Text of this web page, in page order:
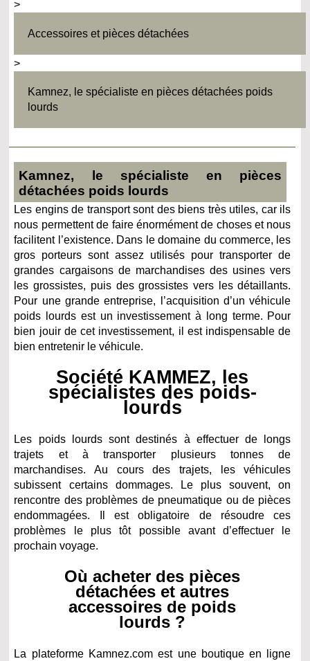
>
Accessoires et pièces détachées
>
Kamnez, le spécialiste en pièces détachées poids
lourds
Kamnez, le spécialiste en pièces
détachées poids lourds
Les engins de transport sont des biens très utiles, car ils
nous permettent de faire énormément de choses et nous
facilitent l’existence. Dans le domaine du commerce, les
gros porteurs sont assez utilisés pour transporter de
grandes cargaisons de marchandises des usines vers
les grossistes, puis des grossistes vers les détaillants.
Pour une grande entreprise, l’acquisition d’un véhicule
poids lourds est un investissement à long terme. Pour
bien jouir de cet investissement, il est indispensable de
bien entretenir le véhicule.
Société KAMMEZ, les
spécialistes des poids-
lourds
Les poids lourds sont destinés à effectuer de longs
trajets et à transporter plusieurs tonnes de
marchandises. Au cours des trajets, les véhicules
subissent certains dommages. Le plus souvent, on
rencontre des problèmes de pneumatique ou de pièces
endommagées. Il est obligatoire de résoudre ces
problèmes le plus tôt possible avant d’effectuer le
prochain voyage.
Où acheter des pièces
détachées et autres
accessoires de poids
lourds ?
La plateforme Kamnez.com est une boutique en ligne